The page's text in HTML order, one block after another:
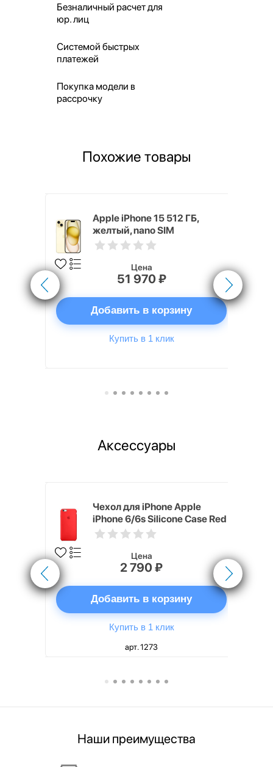
Безналичный расчет для
юр. лиц
Системой быстрых
платежей
Покупка модели в
рассрочку
Похожие товары
Apple iPhone 15 512 ГБ,
желтый, nano SIM
Цена
51 970 ₽
Добавить в корзину
Купить в 1 клик
Аксессуары
Чехол для iPhone Apple
iPhone 6/6s Silicone Case Red
Цена
2 790 ₽
Добавить в корзину
Купить в 1 клик
арт. 1273
Наши преимущества